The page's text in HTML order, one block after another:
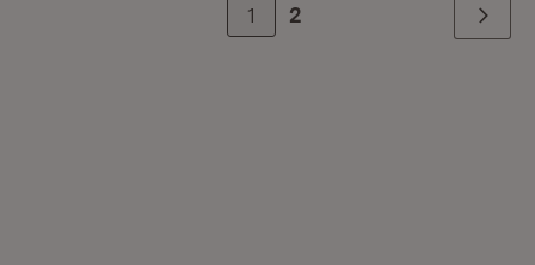
1 2 Weiter